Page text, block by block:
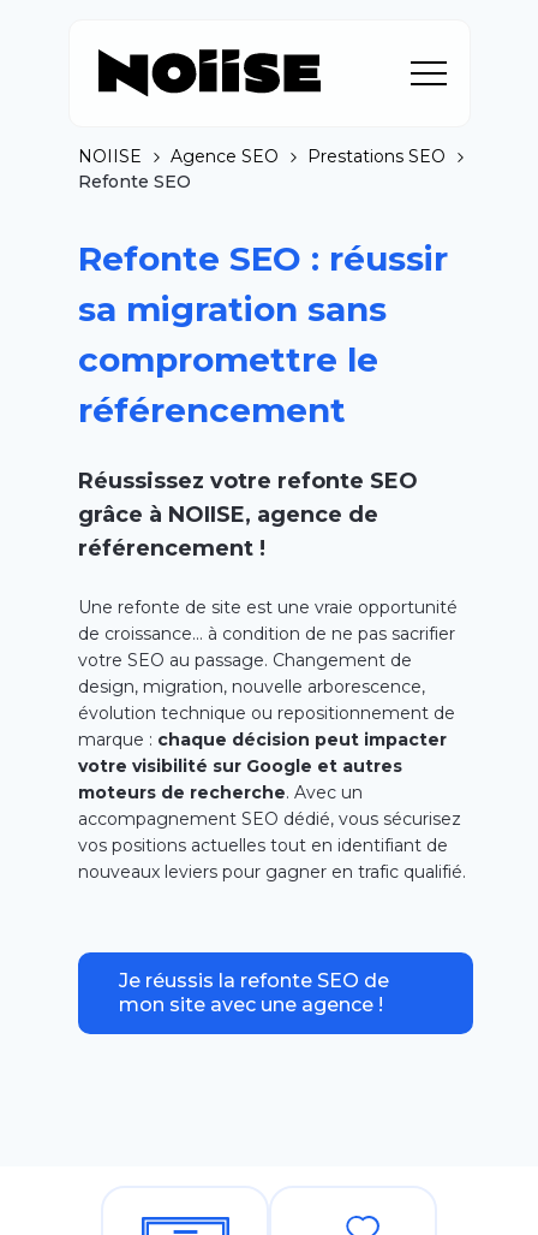
NOIISE Agence SEO
Prestations SEO
Refonte SEO
Refonte SEO : réussir
sa migration sans
compromettre le
référencement
Réussissez votre refonte SEO
grâce à NOIISE, agence de
référencement !
Une refonte de site est une vraie opportunité
de croissance… à condition de ne pas sacrifier
votre SEO au passage. Changement de
design, migration, nouvelle arborescence,
évolution technique ou repositionnement de
marque : chaque décision peut impacter
votre visibilité sur Google et autres
moteurs de recherche. Avec un
accompagnement SEO dédié, vous sécurisez
vos positions actuelles tout en identifiant de
nouveaux leviers pour gagner en trafic qualifié.
Je réussis la refonte SEO de
mon site avec une agence !